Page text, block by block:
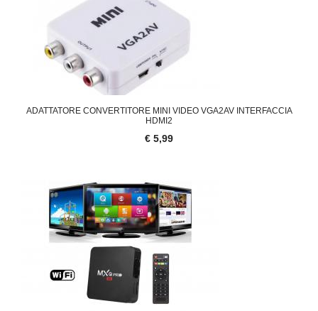
ADATTATORE CONVERTITORE MINI VIDEO VGA2AV INTERFACCIA
HDMI2
€ 5,99